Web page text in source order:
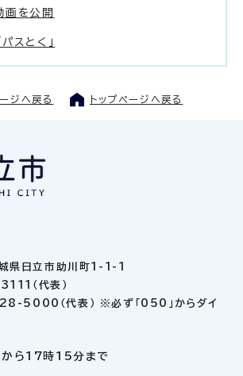
画を公開
スとく」
ジへ戻る トップページへ戻る
日立市助川町1-1-1
（代表）
5000（代表） ※必ず「050」からダイ
ら17時15分まで